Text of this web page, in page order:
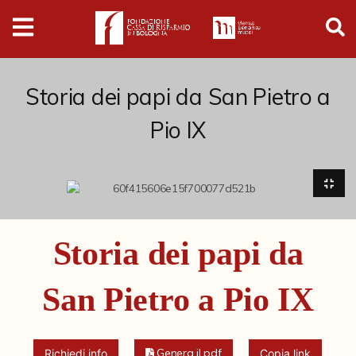
Digital
Humanities
Donazioni
Collezioni
Cataloghi storici
Dipinti
Storia dei papi da San Pietro a
Pio IX
Storia dei papi da
San Pietro a Pio IX
Richiedi info Genera il pdf Copia link